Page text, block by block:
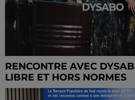
RENCONTRE AVEC
LIBRE ET HORS NORMES